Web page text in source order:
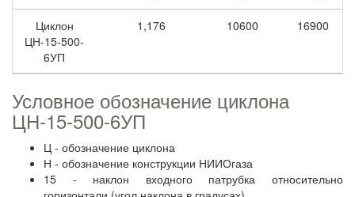
Циклон
ЦН-15-500-
6УП
1,176 10600 16900
Условное обозначение циклона
ЦН-15-500-6УП
Ц - обозначение циклона
Н - обозначение конструкции НИИОгаза
15 - наклон входного патрубка относительно